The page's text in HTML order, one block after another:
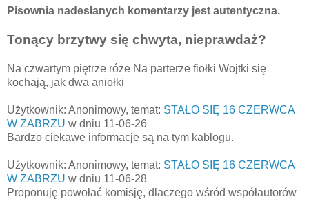
Pisownia nadesłanych komentarzy jest autentyczna.
Tonący brzytwy się chwyta, nieprawdaż?
Na czwartym piętrze róże Na parterze fiołki Wojtki się
kochają, jak dwa aniołki
Użytkownik: Anonimowy, temat: STAŁO SIĘ 16 CZERWCA
W ZABRZU w dniu 11-06-26
Bardzo ciekawe informacje są na tym kablogu.
Użytkownik: Anonimowy, temat: STAŁO SIĘ 16 CZERWCA
W ZABRZU w dniu 11-06-28
Proponuję powołać komisję, dlaczego wśród współautorów